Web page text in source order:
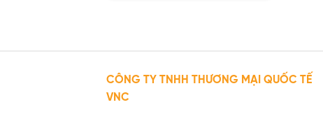
CÔNG TY TNHH THƯƠNG MẠI QUỐC TẾ
VNC